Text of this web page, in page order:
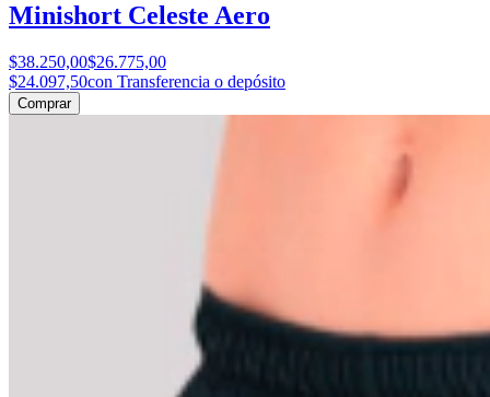
Minishort Celeste Aero
$38.250,00$26.775,00
$24.097,50con Transferencia o depósito
Comprar